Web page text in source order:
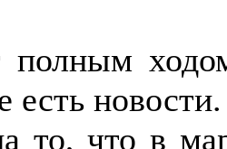
полным
есть
то, что в